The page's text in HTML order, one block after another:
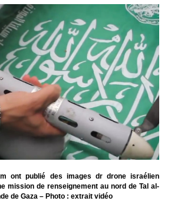
ont publié des images dr drone israélien
mission de renseignement au nord de Tal al-
de Gaza – Photo : extrait vidéo